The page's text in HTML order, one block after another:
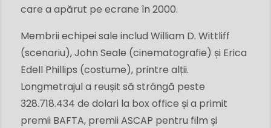
care a apărut pe ecrane în 2000.
Membrii echipei sale includ William D. Wittliff
(scenariu), John Seale (cinematografie) și Erica
Edell Phillips (costume), printre alții.
Longmetrajul a reușit să strângă peste
328.718.434 de dolari la box office și a primit
premii BAFTA, premii ASCAP pentru film și